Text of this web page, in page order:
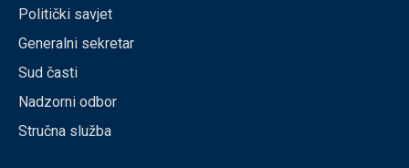
Politički savjet
Generalni sekretar
Sud časti
Nadzorni odbor
Stručna služba